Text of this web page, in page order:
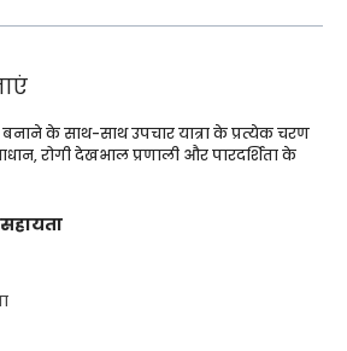
के साथ-साथ उपचार यात्रा के प्रत्येक चरण
रोगी देखभाल प्रणाली और पारदर्शिता के